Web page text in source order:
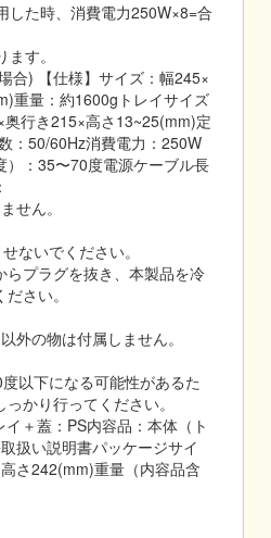
した時、消費電力250W×8=合
す。
合) 【仕様】サイズ：幅245×
重量：約1600gトレイサイズ
奥行き215×高さ13~25(mm)定
：50/60Hz消費電力：250W
）：35〜70度電源ケーブル長
せん。
ないでください。
らプラグを抜き、本製品を冷
さい。
外の物は付属しません。
以下になる可能性があるた
かり行ってください。
＋蓋：PS内容品：本体（ト
扱い説明書パッケージサイ
さ242(mm)重量（内容品含